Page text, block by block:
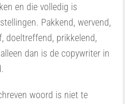
en die volledig is
Pakkend, wervend,
doeltreffend, prikkelend,
dan is de copywriter in
woord is niet te